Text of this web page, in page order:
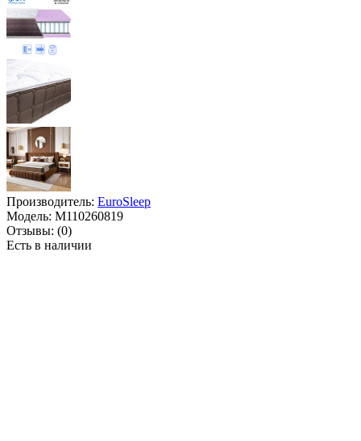
Производитель: EuroSleep
Модель: M110260819
Отзывы: (0)
Есть в наличии